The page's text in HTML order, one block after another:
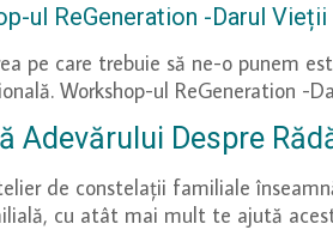
ul ReGeneration -Darul
pe care trebuie să ne-o punem
Workshop-ul ReGeneration
Adevărului Despre
de constelații familiale
cu atât mai mult te ajută